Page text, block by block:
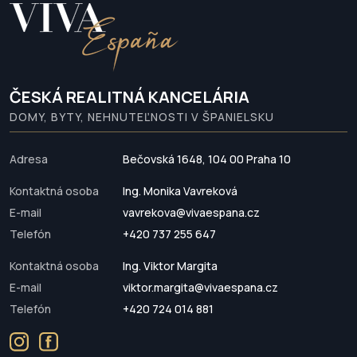
ČESKÁ REALITNÁ KANCELÁRIA
DOMY, BYTY, NEHNUTEĽNOSTI V ŠPANIELSKU
Adresa Bečovská 1648, 104 00 Praha 10
Kontaktná osoba
Ing. Monika Vavreková
E-mail
vavrekova@vivaespana.cz
Telefón
+420 737 255 647
Kontaktná osoba
Ing. Viktor Margita
E-mail
viktor.margita@vivaespana.cz
Telefón
+420 724 014 881